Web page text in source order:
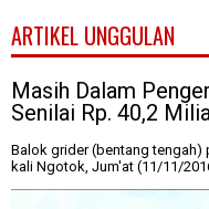
ARTIKEL UNGGULAN
Masih Dalam
Senilai Rp. 40,2
Balok grider (bentang tengah)
kali Ngotok, Jum'at (11/11/